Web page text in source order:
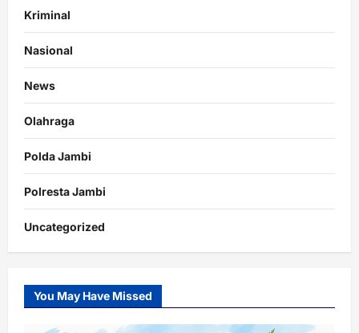
Kriminal
Nasional
News
Olahraga
Polda Jambi
Polresta Jambi
Uncategorized
You May Have Missed